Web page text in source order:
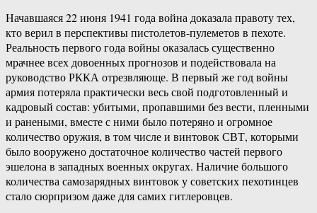
Начавшаяся 22 июня 1941 года война доказала правоту тех,
кто верил в перспективы пистолетов-пулеметов в пехоте.
Реальность первого года войны оказалась существенно
мрачнее всех довоенных прогнозов и подействовала на
руководство РККА отрезвляюще. В первый же год войны
армия потеряла практически весь свой подготовленный и
кадровый состав: убитыми, пропавшими без вести, пленными
и ранеными, вместе с ними было потеряно и огромное
количество оружия, в том числе и винтовок СВТ, которыми
было вооружено достаточное количество частей первого
эшелона в западных военных округах. Наличие большого
количества самозарядных винтовок у советских пехотинцев
стало сюрпризом даже для самих гитлеровцев.